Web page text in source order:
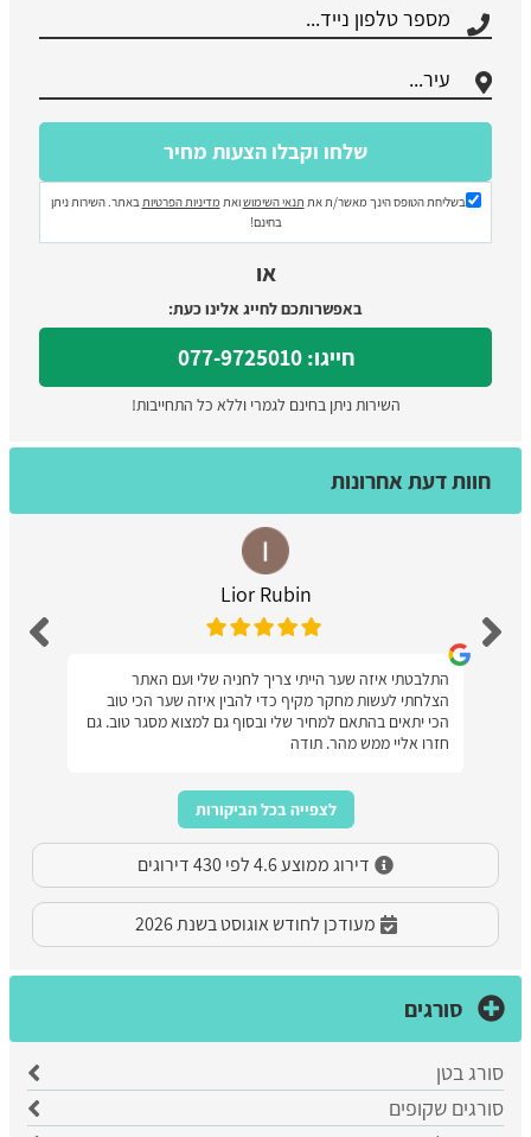
בשליחת הטופס הינך מאשר/ת את תנאי השימושואת מדיניות הפרטיותבאתר. השירות ניתן
בחינם!
או
באפשרותכם לחייג אלינו כעת:
חייגו: 077-9725010
השירות ניתן בחינם לגמרי וללא כל התחייבות!
חוות דעת אחרונות
Lior Rubin
התלבטתי איזה שער הייתי צריך לחניה שלי ועם האתר
הצלחתי לעשות מחקר מקיף כדי להבין איזה שער הכי טוב
הכי יתאים בהתאם למחיר שלי ובסוף גם למצוא מסגר טוב. גם
חזרו אליי ממש מהר. תודה
לצפייה בכל הביקורות
דירוג ממוצע 4.6 לפי 430 דירוגים
מעודכן לחודש אוגוסט בשנת 2026
סורגים
סורג בטן
סורגים שקופים